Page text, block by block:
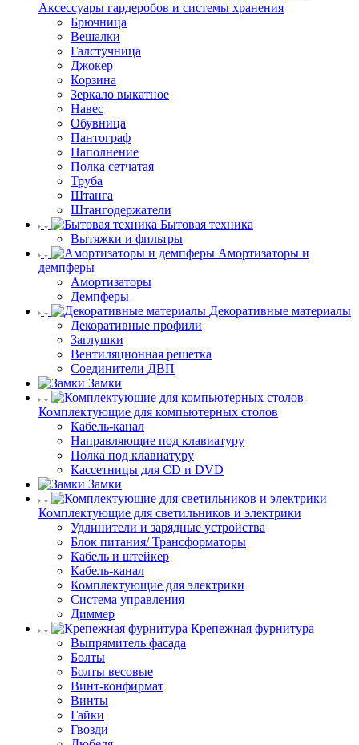
Аксессуары гардеробов и системы хранения
Брючница
Вешалки
Галстучница
Джокер
Корзина
Зеркало выкатное
Навес
Обувница
Пантограф
Наполнение
Полка сетчатая
Труба
Штанга
Штангодержатели
Бытовая техника
Вытяжки и фильтры
Амортизаторы и
демпферы
Амортизаторы
Демпферы
Декоративные материалы
Декоративные профили
Заглушки
Вентиляционная решетка
Соединители ДВП
Замки
Комплектующие для компьютерных столов
Кабель-канал
Направляющие под клавиатуру
Полка под клавиатуру
Кассетницы для CD и DVD
Замки
Комплектующие для светильников и электрики
Удлинители и зарядные устройства
Блок питания/ Трансформаторы
Кабель и штейкер
Кабель-канал
Комплектующие для электрики
Система управления
Диммер
Крепежная фурнитура
Выпрямитель фасада
Болты
Болты весовые
Винт-конфирмат
Винты
Гайки
Гвозди